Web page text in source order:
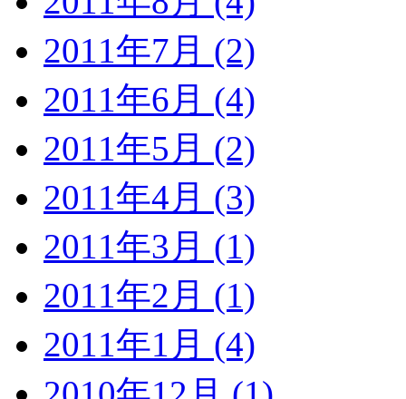
2011年7月 (2)
2011年6月 (4)
2011年5月 (2)
2011年4月 (3)
2011年3月 (1)
2011年2月 (1)
2011年1月 (4)